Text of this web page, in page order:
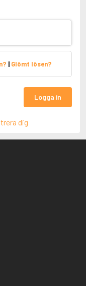
| Glömt lösen?
Logga in
dig